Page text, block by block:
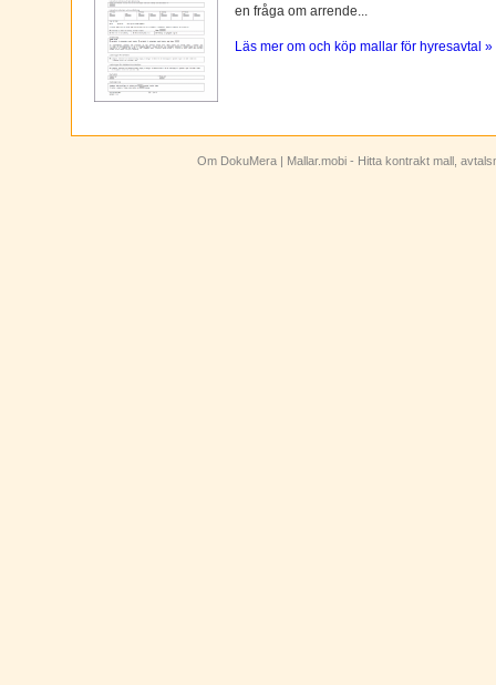
en fråga om arrende...
Läs mer om och köp mallar för hyresavtal »
Om DokuMera | Mallar.mobi - Hitta kontrakt mall,